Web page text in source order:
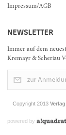
Impressum/AGB
NEWSLETTER
Immer auf dem
Kremayr & Scheriau
zur
Copyright 2013
powered by